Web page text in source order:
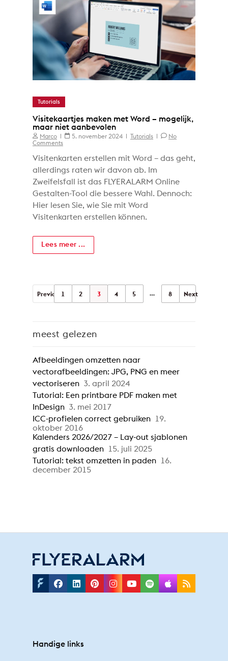
Tutorials
Visitekaartjes maken met Word – mogelijk,
maar niet aanbevolen
Marco 5. november 2024 Tutorials
No
Comments
Visitenkarten erstellen mit Word – das geht,
allerdings raten wir davon ab. Im
Zweifelsfall ist das FLYERALARM Online
Gestalten-Tool die bessere Wahl. Dennoch:
Hier lesen Sie, wie Sie mit Word
Visitenkarten erstellen können.
Lees meer ...
Previous 1 2 3 4 5 … 8 Next
meest gelezen
Afbeeldingen omzetten naar
vectorafbeeldingen: JPG, PNG en meer
vectoriseren 3. april 2024
Tutorial: Een printbare PDF maken met
InDesign 3. mei 2017
ICC-profielen correct gebruiken 19.
oktober 2016
Kalenders 2026/2027 – Lay-out sjablonen
gratis downloaden 15. juli 2025
Tutorial: tekst omzetten in paden 16.
december 2015
Facebook
Linkedin
Pinterest
Instagram
Youtube
SpotifyRss
Handige links